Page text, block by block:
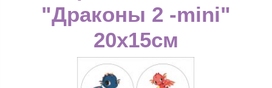
"Драконы 2 -mini"
20х15см